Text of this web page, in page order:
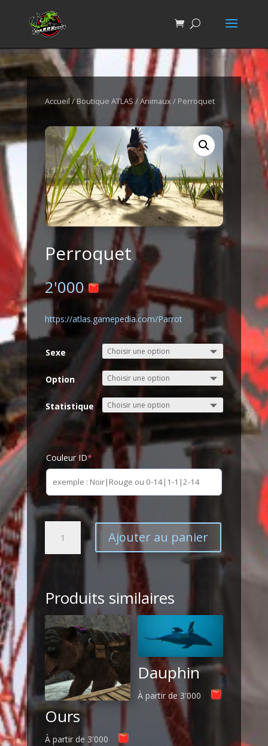
Accueil /Boutique ATLAS/Animaux/ Perroquet
Perroquet
2'000
https://atlas.gamepedia.com/Parrot
Sexe
Option
Statistique
Couleur ID*
Perroquet
Ajouter au panier
Produits similaires
Ours
À partir de 3'000
Dauphin
À partir de 3'000